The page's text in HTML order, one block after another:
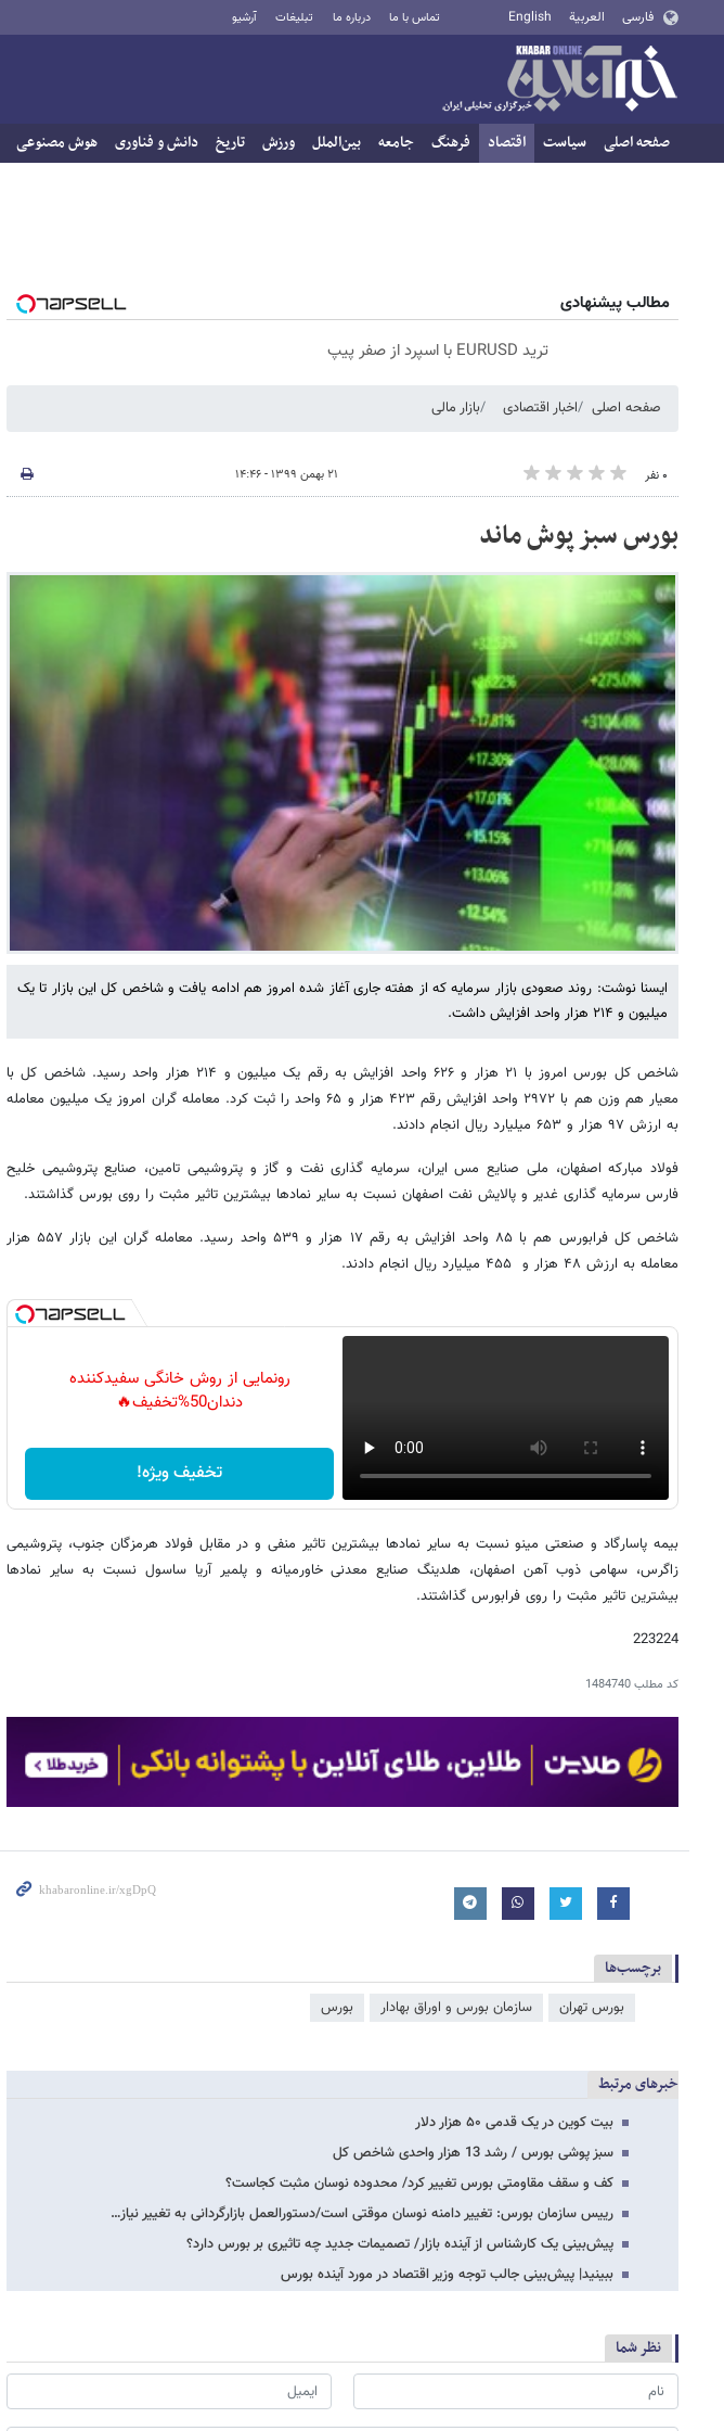
فارسی العربية English تماس با ما درباره ما تبلیغات آرشیو
صفحه اصلی سیاست اقتصاد فرهنگ جامعه بین‌الملل ورزش تاریخ دانش و فناوری هوش مصنوعی
مطالب پیشنهادی
ترید EURUSD با اسپرد از صفر پیپ
صفحه اصلی اخبار اقتصادی بازار مالی
۰ نفر ۲۱ بهمن ۱۳۹۹ - ۱۴:۴۶
بورس سبز پوش ماند
ایسنا نوشت: روند صعودی بازار سرمایه که از هفته جاری آغاز شده امروز هم ادامه یافت و شاخص کل این بازار تا یک
میلیون و ۲۱۴ هزار واحد افزایش داشت.
شاخص کل بورس امروز با ۲۱ هزار و ۶۲۶ واحد افزایش به رقم یک میلیون و ۲۱۴ هزار واحد رسید. شاخص کل با
معیار هم وزن هم با ۲۹۷۲ واحد افزایش رقم ۴۲۳ هزار و ۶۵ واحد را ثبت کرد. معامله گران امروز یک میلیون معامله
به ارزش ۹۷ هزار و ۶۵۳ میلیارد ریال انجام دادند.
فولاد مبارکه اصفهان، ملی صنایع مس ایران، سرمایه گذاری نفت و گاز و پتروشیمی تامین، صنایع پتروشیمی خلیح
فارس سرمایه گذاری غدیر و پالایش نفت اصفهان نسبت به سایر نمادها بیشترین تاثیر مثبت را روی بورس گذاشتند.
شاخص کل فرابورس هم با ۸۵ واحد افزایش به رقم ۱۷ هزار و ۵۳۹ واحد رسید. معامله گران این بازار ۵۵۷ هزار
معامله به ارزش ۴۸ هزار و ۴۵۵ میلیارد ریال انجام دادند.
رونمایی از روش خانگی سفیدکننده
دندان50%تخفیف🔥
تخفیف ویژه!
بیمه پاسارگاد و صنعتی مینو نسبت به سایر نمادها بیشترین تاثیر منفی و در مقابل فولاد هرمزگان جنوب، پتروشیمی
زاگرس، سهامی ذوب آهن اصفهان، هلدینگ صنایع معدنی خاورمیانه و پلمیر آریا ساسول نسبت به سایر نمادها
بیشترین تاثیر مثبت را روی فرابورس گذاشتند.
223224
کد مطلب1484740
برچسب‌ها
بورس تهران سازمان بورس و اوراق بهادار بورس
خبرهای مرتبط
بیت کوین در یک قدمی ۵۰ هزار دلار
سبز پوشی بورس / رشد 13 هزار واحدی شاخص کل
کف و سقف مقاومتی بورس تغییر کرد/ محدوده نوسان مثبت کجاست؟
رییس سازمان بورس: تغییر دامنه نوسان موقتی است/دستورالعمل بازارگردانی به تغییر نیاز…
پیش‌بینی یک کارشناس از آینده بازار/ تصمیمات جدید چه تاثیری بر بورس دارد؟
ببینید| پیش‌بینی جالب توجه وزیر اقتصاد در مورد آینده بورس
نظر شما